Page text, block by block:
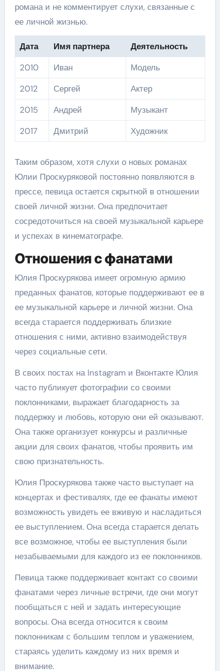
романа и не комментирует слухи, связанные с
ее личной жизнью.
Дата Имя партнера
Деятельность
2010
Иван
Модель
2012
Сергей
Актер
2015
Андрей
Музыкант
2017
Дмитрий Художник
Таким образом, хотя слухи о новых романах
Юлии Проскуряковой постоянно появляются в
прессе, певица остается скрытной в отношении
своей личной жизни. Она предпочитает
сосредоточиться на своей музыкальной карьере
и успехах в кинематографе.
Отношения с фанатами
Юлия Проскурякова имеет огромную армию
преданных фанатов, которые поддерживают ее в
ее музыкальной карьере и личной жизни. Она
всегда старается поддерживать близкие
отношения с ними, активно взаимодействуя
через социальные сети.
В своих постах на Instagram и Вконтакте Юлия
часто публикует фотографии со своими
поклонниками, выражает благодарность за
поддержку и любовь, которую они ей оказывают.
Она также организует конкурсы и различные
акции для своих фанатов, чтобы проявить им
свою признательность.
Юлия Проскурякова также часто выступает на
концертах и фестивалях, где ее фанаты имеют
возможность увидеть ее вживую и насладиться
ее выступлением. Она всегда старается делать
все возможное, чтобы ее выступления были
незабываемыми для каждого из ее поклонников.
Певица также поддерживает контакт со своими
фанатами через личные встречи, где они могут
пообщаться с ней и задать интересующие
вопросы. Она всегда относится к своим
поклонникам с большим теплом и уважением,
стараясь уделить каждому из них время и
внимание.